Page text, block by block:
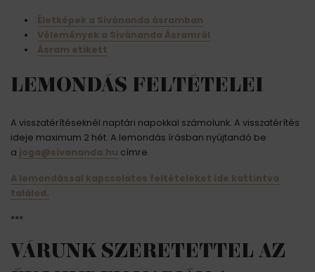
Életképek a Sivánanda ásramban
Vélemények a Sivánanda Ásramról
Ásram etikett
LEMONDÁS FELTÉTELEI
A visszatérítéseknél naptári napokkal számolunk. A visszatérítés
ideje maximum 2 hét. A lemondás írásban nyújtandó be
a joga@sivananda.hu címre.
A lemondással kapcsolatos feltételeket ide kattintva
találod.
***
VÁRUNK SZERETETTEL AZ